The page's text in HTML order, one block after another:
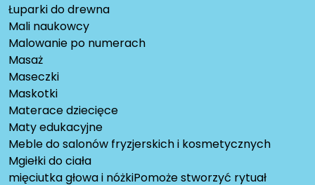
Łuparki do drewna
Mali naukowcy
Malowanie po numerach
Masaż
Maseczki
Maskotki
Materace dziecięce
Maty edukacyjne
Meble do salonów fryzjerskich i kosmetycznych
Mgiełki do ciała
mięciutka głowa i nóżkiPomoże stworzyć rytuał